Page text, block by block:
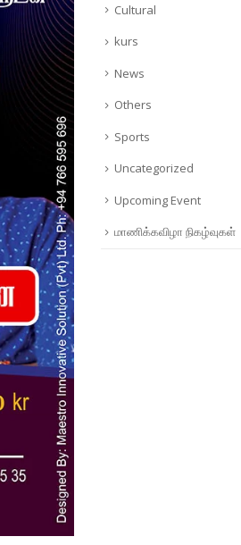
Cultural
kurs
News
Others
Sports
Uncategorized
Upcoming Event
மாணிக்கவிழா நிகழ்வுகள்